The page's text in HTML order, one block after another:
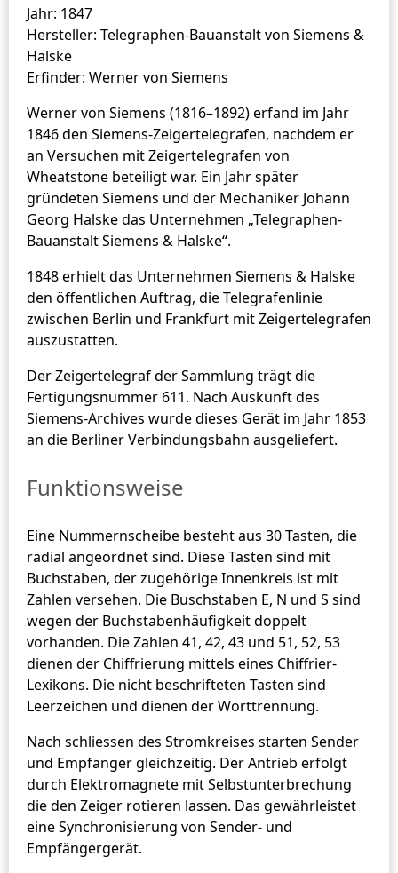
Jahr: 1847
Hersteller: Telegraphen-Bauanstalt von Siemens &
Halske
Erfinder: Werner von Siemens
Werner von Siemens (1816–1892) erfand im Jahr
1846 den Siemens-Zeigertelegrafen, nachdem er
an Versuchen mit Zeigertelegrafen von
Wheatstone beteiligt war. Ein Jahr später
gründeten Siemens und der Mechaniker Johann
Georg Halske das Unternehmen „Telegraphen-
Bauanstalt Siemens & Halske“.
1848 erhielt das Unternehmen Siemens & Halske
den öffentlichen Auftrag, die Telegrafenlinie
zwischen Berlin und Frankfurt mit Zeigertelegrafen
auszustatten.
Der Zeigertelegraf der Sammlung trägt die
Fertigungsnummer 611. Nach Auskunft des
Siemens-Archives wurde dieses Gerät im Jahr 1853
an die Berliner Verbindungsbahn ausgeliefert.
Funktionsweise
Eine Nummernscheibe besteht aus 30 Tasten, die
radial angeordnet sind. Diese Tasten sind mit
Buchstaben, der zugehörige Innenkreis ist mit
Zahlen versehen. Die Buschstaben E, N und S sind
wegen der Buchstabenhäufigkeit doppelt
vorhanden. Die Zahlen 41, 42, 43 und 51, 52, 53
dienen der Chiffrierung mittels eines Chiffrier-
Lexikons. Die nicht beschrifteten Tasten sind
Leerzeichen und dienen der Worttrennung.
Nach schliessen des Stromkreises starten Sender
und Empfänger gleichzeitig. Der Antrieb erfolgt
durch Elektromagnete mit Selbstunterbrechung
die den Zeiger rotieren lassen. Das gewährleistet
eine Synchronisierung von Sender- und
Empfängergerät.